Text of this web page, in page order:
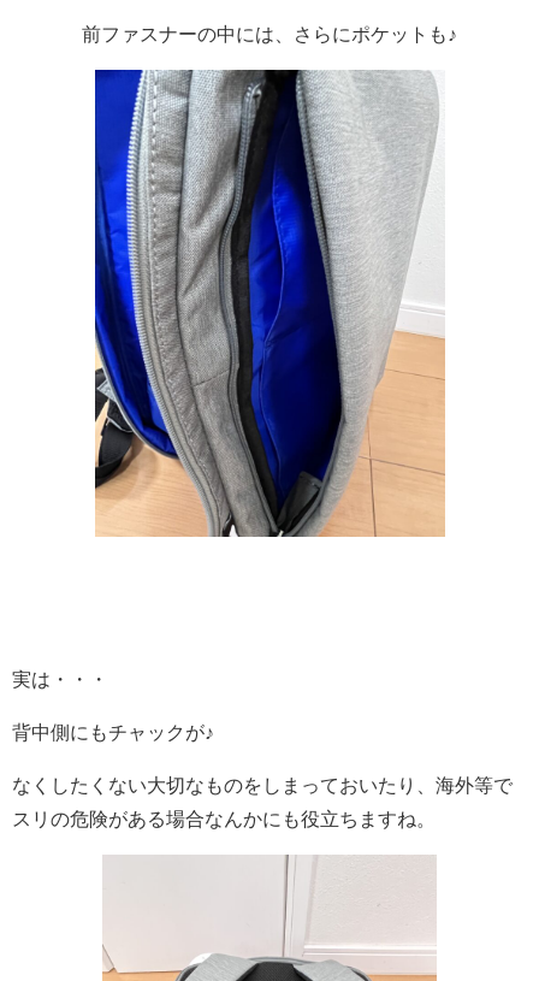
前ファスナーの中には、さらにポケットも♪
実は・・・
背中側にもチャックが♪
なくしたくない大切なものをしまっておいたり、海外等で
スリの危険がある場合なんかにも役立ちますね。